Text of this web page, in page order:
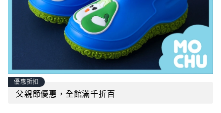
優惠折扣
父親節優惠，全館滿千折百